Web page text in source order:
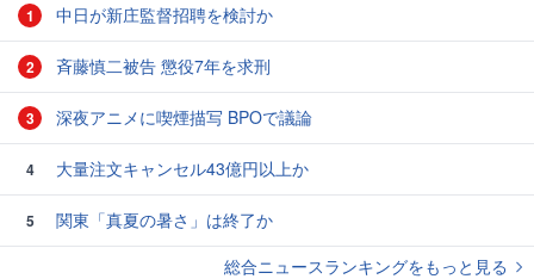
1 中日が新庄監督招聘を検討か
2 斉藤慎二被告 懲役7年を求刑
3 深夜アニメに喫煙描写 BPOで議論
4 大量注文キャンセル43億円以上か
5
関東「真夏の暑さ」は終了か
総合ニュースランキングをもっと見る